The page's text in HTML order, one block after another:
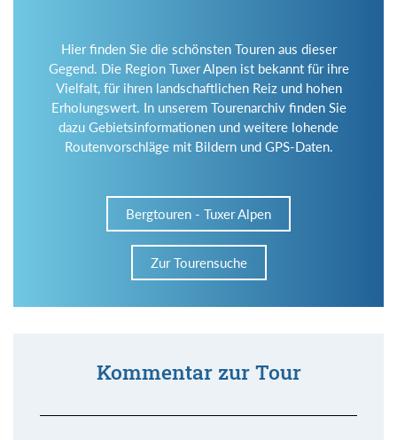
Hier finden Sie die schönsten Touren aus dieser
Gegend. Die Region Tuxer Alpen ist bekannt für ihre
Vielfalt, für ihren landschaftlichen Reiz und hohen
Erholungswert. In unserem Tourenarchiv finden Sie
dazu Gebietsinformationen und weitere lohende
Routenvorschläge mit Bildern und GPS-Daten.
Bergtouren - Tuxer Alpen
Zur Tourensuche
Kommentar zur Tour